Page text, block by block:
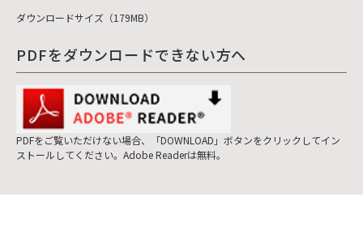
ダウンロードサイズ（179MB）
PDFをダウンロードできない方へ
PDFをご覧いただけない場合、「DOWNLOAD」ボタンをクリックしてイン
ストールしてください。Adobe Readerは無料。